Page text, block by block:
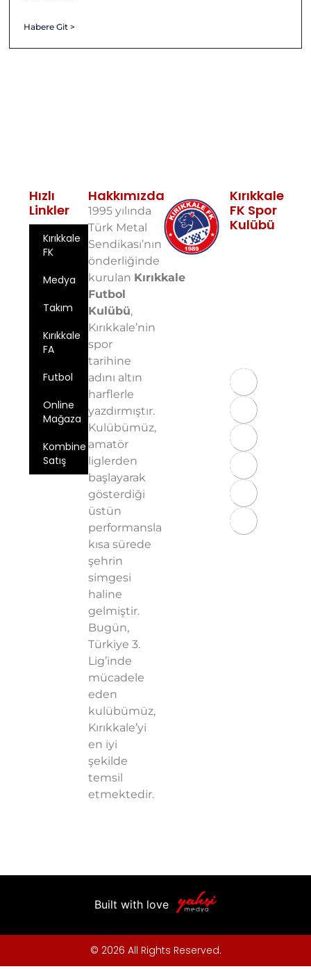
Habere Git >
Hakkımızda
1995 yılında
Türk Metal
Sendikası’nın
önderliğinde
kurulan Kırıkkale
Futbol
Kulübü,
Kırıkkale’nin
spor
tarihine
adını altın
harflerle
yazdırmıştır.
Kulübümüz,
amatör
liglerden
başlayarak
gösterdiği
üstün
performansla
kısa sürede
şehrin
simgesi
haline
gelmiştir.
Bugün,
Türkiye 3.
Lig’inde
mücadele
eden
kulübümüz,
Kırıkkale’yi
en iyi
şekilde
temsil
etmektedir.
Hızlı
Linkler
Kırıkkale
FK
Medya
Takım
Kırıkkale
FA
Futbol
Online
Mağaza
Kombine
Satış
Kırıkkale
FK Spor
Kulübü
Built with love
© 2026 All Rights Reserved.